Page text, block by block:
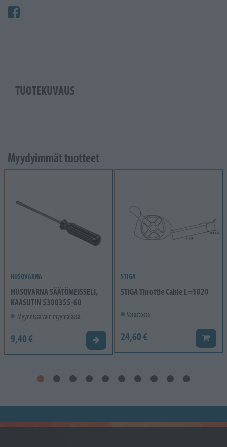
TUOTEKUVAUS
Myydyimmät tuotteet
HUSQVARNA
HUSQVARNA SÄÄTÖMEISSELI,
KAASUTIN 5300355-60
Myynnissä vain myymälässä.
9,40 € Valitse vaihtoehto
STIGA
STIGA Throttle Cable L=1020
Varastossa
24,60 € Lisää